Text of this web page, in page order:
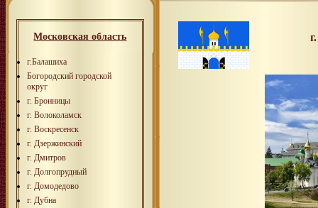
Московская область
г.Балашиха
Богородский городской
округ
г. Бронницы
г. Волоколамск
г. Воскресенск
г. Дзержинский
г. Дмитров
г. Долгопрудный
г. Домодедово
г. Дубна